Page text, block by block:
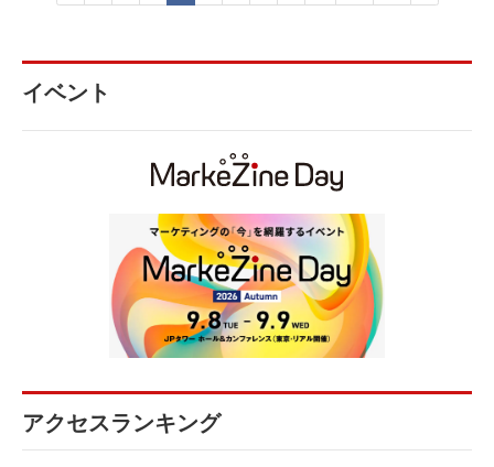
イベント
アクセスランキング